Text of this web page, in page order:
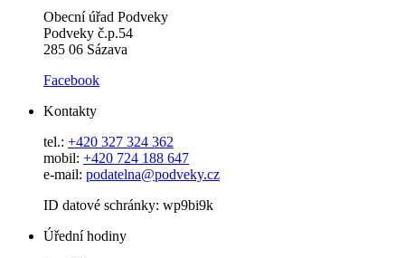
Obecní úřad Podveky
Podveky č.p.54
285 06 Sázava
Facebook
Kontakty
tel.: +420 327 324 362
mobil: +420 724 188 647
e-mail: podatelna@podveky.cz
ID datové schránky: wp9bi9k
Úřední hodiny